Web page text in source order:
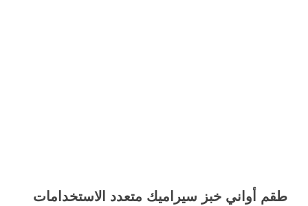
طقم أواني خبز سيراميك متعدد الاستخدامات